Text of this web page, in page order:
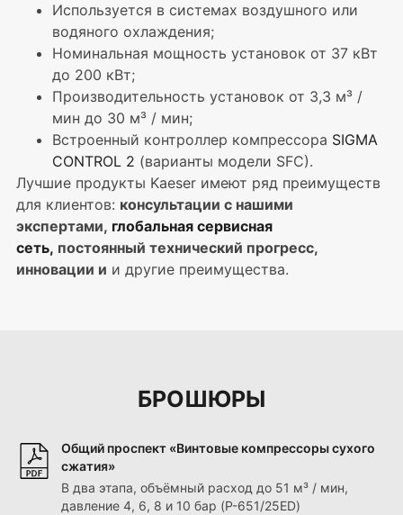
Используется в системах воздушного или
водяного охлаждения;
Номинальная мощность установок от 37 кВт
до 200 кВт;
Производительность установок от 3,3 м³ /
мин до 30 м³ / мин;
Встроенный контроллер компрессора SIGMA
CONTROL 2 (варианты модели SFC).
Лучшие продукты Kaeser имеют ряд преимуществ
для клиентов: консультации с нашими
экспертами, глобальная сервисная
сеть, постоянный технический прогресс,
инновации и и другие преимущества.
БРОШЮРЫ
Общий проспект «Винтовые компрессоры сухого
сжатия»
В два этапа, объёмный расход до 51 м³ / мин,
давление 4, 6, 8 и 10 бар (P-651/25ED)